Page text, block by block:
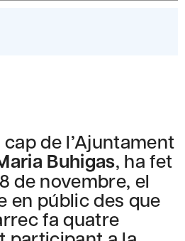
de l’Ajuntament
Buhigas, ha fet
de novembre, el
en públic des que
fa quatre